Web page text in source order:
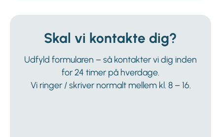
Skal vi kontakte dig?
Udfyld formularen – så kontakter vi dig inden
for 24 timer på hverdage.
Vi ringer / skriver normalt mellem kl. 8 – 16.